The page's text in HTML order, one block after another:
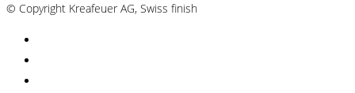
© Copyright Kreafeuer AG, Swiss finish